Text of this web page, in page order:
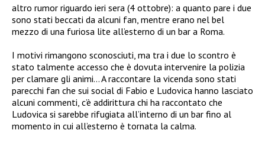
altro rumor riguardo ieri sera (4 ottobre): a quanto pare i due
sono stati beccati da alcuni fan, mentre erano nel bel
mezzo di una furiosa lite all’esterno di un bar a Roma.
I motivi rimangono sconosciuti, ma tra i due lo scontro è
stato talmente accesso che è dovuta intervenire la polizia
per clamare gli animi… A raccontare la vicenda sono stati
parecchi fan che sui social di Fabio e Ludovica hanno lasciato
alcuni commenti, c’è addirittura chi ha raccontato che
Ludovica si sarebbe rifugiata all’interno di un bar fino al
momento in cui all’esterno è tornata la calma.